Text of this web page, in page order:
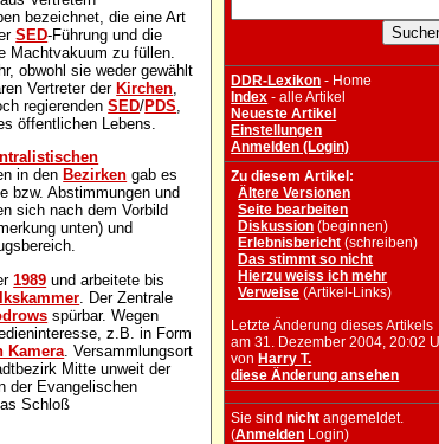
bezeichnet, die eine Art
SED-Führung und die
Machtvakuum zu füllen.
obwohl sie weder gewählt
Vertreter der Kirchen
regierendenSED/PDS
öffentlichen Lebens.
in den Bezirken gab es
bzw. Abstimmungen und
sich nach dem Vorbild
unten) und
1989 und arbeitete bis
. Der Zentrale
spürbar. Wegen
z.B. in Form
Kamera . Versammlungsort
Mitte unweit der
der Evangelischen
Schloß
DDR-Lexikon - Home
Index - alle Artikel
Neueste Artikel
Einstellungen
Anmelden (Login)
Zu diesem Artikel:
Ältere Versionen
Seite bearbeiten
Diskussion (beginnen)
Erlebnisbericht (schreiben)
Das stimmt so nicht
Hierzu weiss ich mehr
Verweise (Artikel-Links)
Letzte Änderung dieses Artikels
am 31. Dezember 2004, 20:02
vonHarry T.
diese Änderung ansehen
Sie sindnicht angemeldet.
(Anmelden Login)